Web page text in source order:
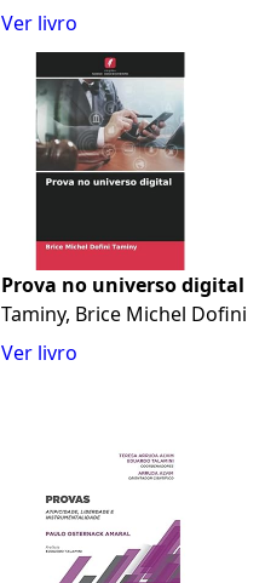
Ver livro
Prova no universo digital
Taminy, Brice Michel Dofini
Ver livro